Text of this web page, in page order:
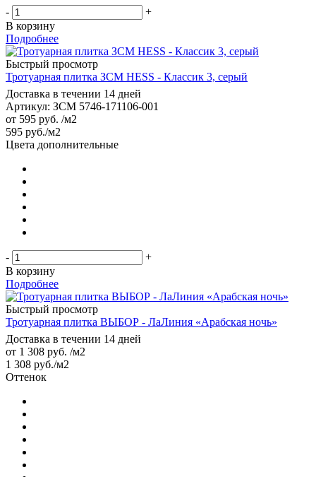
-
+
В корзину
Подробнее
Быстрый просмотр
Тротуарная плитка ЗСМ HESS - Классик 3, серый
Доставка в течении 14 дней
Артикул: ЗСМ 5746-171106-001
от 595 руб. /м2
595 руб./м2
Цвета дополнительные
-
+
В корзину
Подробнее
Быстрый просмотр
Тротуарная плитка ВЫБОР - ЛаЛиния «Арабская ночь»
Доставка в течении 14 дней
от 1 308 руб. /м2
1 308 руб./м2
Оттенок